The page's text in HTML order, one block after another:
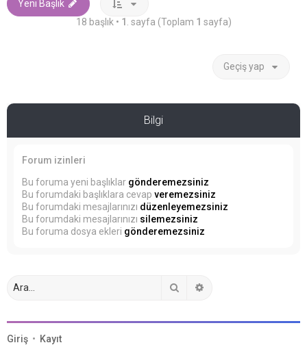
Yeni Başlık
18 başlık • 1 . sayfa (Toplam 1 sayfa)
Geçiş yap
Bilgi
Forum izinleri
Bu foruma yeni başlıklar gönderemezsiniz
Bu forumdaki başlıklara cevap veremezsiniz
Bu forumdaki mesajlarınızı düzenleyemezsiniz
Bu forumdaki mesajlarınızı silemezsiniz
Bu foruma dosya ekleri gönderemezsiniz
Giriş • Kayıt